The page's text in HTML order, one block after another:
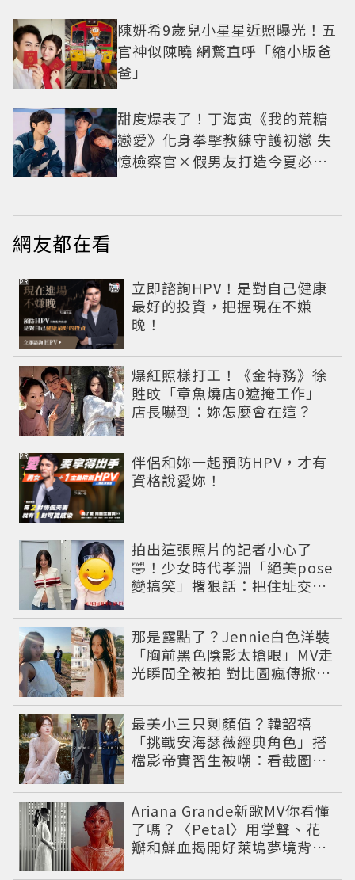
陳妍希9歲兒小星星近照曝光！五
官神似陳曉 網驚直呼「縮小版爸
爸」
甜度爆表了！丁海寅《我的荒糖
戀愛》化身拳擊教練守護初戀 失
憶檢察官×假男友打造今夏必看
網友都在看
立即諮詢HPV！是對自己健康
最好的投資，把握現在不嫌
晚！
PR
爆紅照樣打工！《金特務》徐
貹旼「章魚燒店0遮掩工作」
店長嚇到：妳怎麼會在這？
伴侶和妳一起預防HPV，才有
資格說愛妳！
PR
拍出這張照片的記者小心了
🤣！少女時代孝淵「絕美pose
變搞笑」撂狠話：把住址交出
那是露點了？Jennie白色洋裝
「胸前黑色陰影太搶眼」MV走
光瞬間全被拍 對比圖瘋傳掀論
最美小三只剩顏值？韓韶禧
「挑戰安海瑟薇經典角色」搭
檔影帝實習生被嘲：看截圖就
Ariana Grande新歌MV你看懂
了嗎？〈Petal〉用掌聲、花
瓣和鮮血揭開好萊塢夢境背後